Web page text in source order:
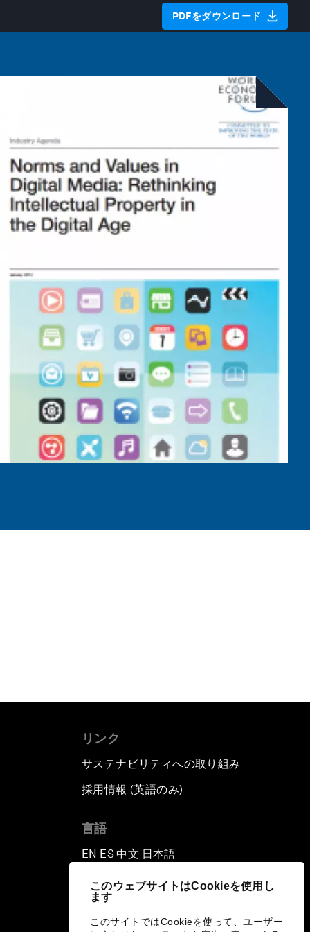
このウェブサイトはCookieを使用し
ます
このサイトではCookieを使って、ユーザー
PDFをダウンロード
リンク
サステナビリティへの取り組み
採用情報 (英語のみ)
言語
EN ▪ES▪中文▪ 日本語